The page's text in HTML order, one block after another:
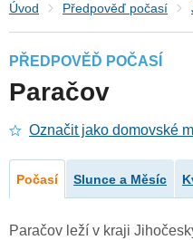
Úvod Předpověď počasí
PŘEDPOVĚĎ POČASÍ
Paračov
Označit jako domovské
Počasí Slunce a Měsíc
Paračov leží v kraji